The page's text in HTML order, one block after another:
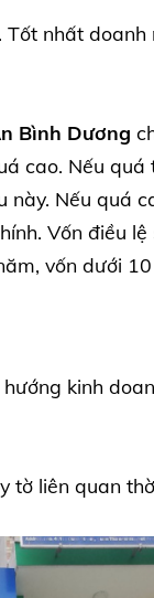
nhất
Bình Dương
cao. Nếu
Nếu quá
Vốn điều
vốn dưới
kinh
tờ liên quan